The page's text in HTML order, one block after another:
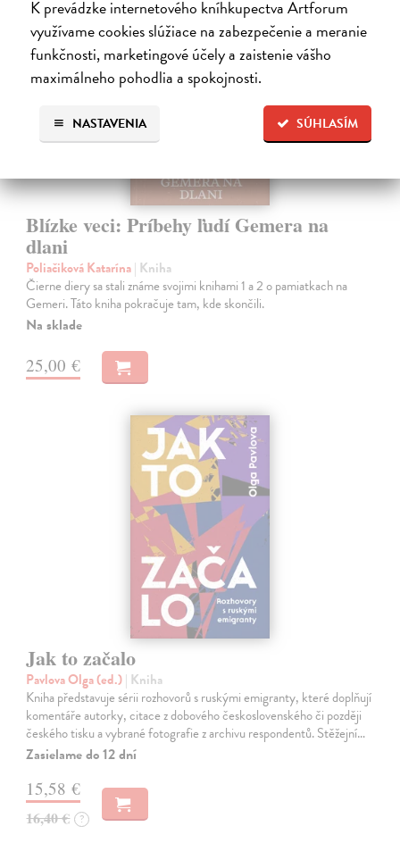
K prevádzke internetového kníhkupectva Artforum
využívame cookies slúžiace na zabezpečenie a meranie
funkčnosti, marketingové účely a zaistenie vášho
maximálneho pohodlia a spokojnosti.
SÚHLASÍM
NASTAVENIA
na sklade
Blízke veci: Príbehy ľudí Gemera na
dlani
Poliačiková Katarína| Kniha
Čierne diery sa stali známe svojimi knihami 1 a 2 o pamiatkach na
Gemeri. Táto kniha pokračuje tam, kde skončili.
Na sklade
25,00 €
Jak to začalo
Pavlova Olga (ed.)| Kniha
Kniha představuje sérii rozhovorů s ruskými emigranty, které doplňují
komentáře autorky, citace z dobového československého či později
českého tisku a vybrané fotografie z archivu respondentů. Stěžejní…
Zasielame do 12 dní
15,58 €
16,40 € ?